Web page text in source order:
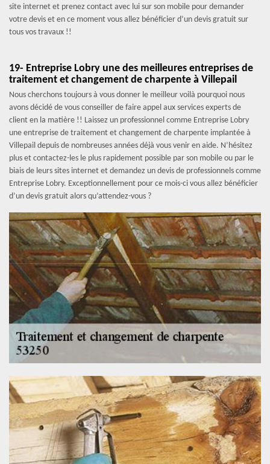
site internet et prenez contact avec lui sur son mobile pour demander
votre devis et en ce moment vous allez bénéficier d’un devis gratuit sur
tous vos travaux !!
19- Entreprise Lobry une des meilleures entreprises de
traitement et changement de charpente à Villepail
Nous cherchons toujours à vous donner le meilleur voilà pourquoi nous
avons décidé de vous conseiller de faire appel aux services experts de
client en la matière !! Laissez un professionnel comme Entreprise Lobry
une entreprise de traitement et changement de charpente implantée à
Villepail depuis de nombreuses années déjà vous venir en aide. N’hésitez
plus et contactez-les le plus rapidement possible par son mobile ou par le
biais de leurs sites internet et demandez un devis de professionnels comme
Entreprise Lobry. Exceptionnellement pour ce mois-ci vous allez bénéficier
d’un devis gratuit alors qu’attendez-vous ?